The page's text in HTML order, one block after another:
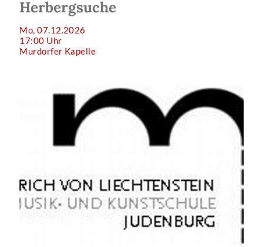
Herbergsuche
Mo, 07.12.2026
17:00 Uhr
Murdorfer Kapelle